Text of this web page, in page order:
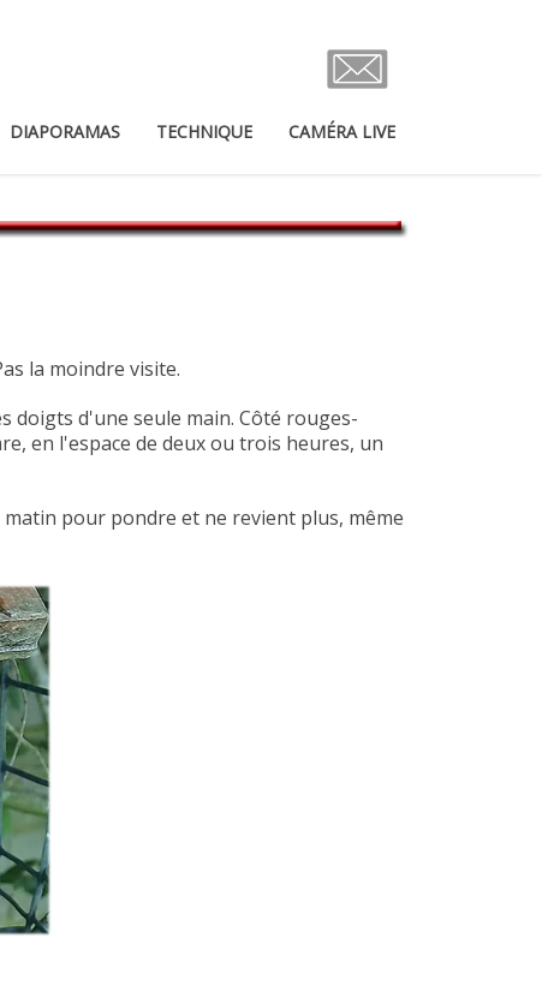
DIAPORAMAS TECHNIQUE CAMÉRA LIVE
la moindre visite.
doigts d'une seule main. Côté rouges-
en l'espace de deux ou trois heures, un
pour pondre et ne revient plus, même